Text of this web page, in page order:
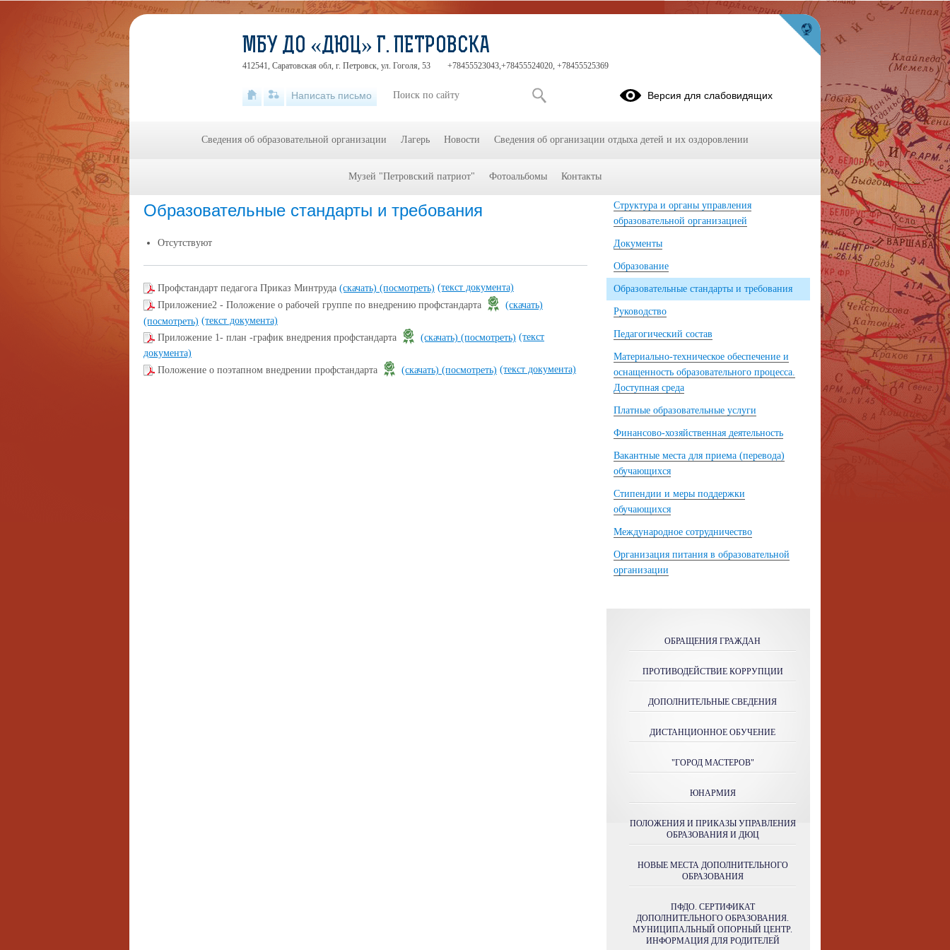
Сведения об образовательной организации» Образовательные стандарты и требования
Образовательные стандарты и требования
Отсутствуют
Профстандарт педагога Приказ Минтруда (скачать) (посмотреть) (текст документа)
Приложение2 - Положение о рабочей группе по внедрению профстандарта
(скачать)
(посмотреть) (текст документа)
Приложение 1- план -график внедрения профстандарта
(скачать) (посмотреть) (текст
документа)
Положение о поэтапном внедрении профстандарта
(скачать) (посмотреть) (текст документа)
Структура и органы управления
образовательной организацией
Документы
Образование
Образовательные стандарты и требования
Руководство
Педагогический состав
Материально-техническое обеспечение и
оснащенность образовательного процесса.
Доступная среда
Платные образовательные услуги
Финансово-хозяйственная деятельность
Вакантные места для приема (перевода)
обучающихся
Стипендии и меры поддержки
обучающихся
Международное сотрудничество
Организация питания в образовательной
организации
ОБРАЩЕНИЯ ГРАЖДАН
ПРОТИВОДЕЙСТВИЕ КОРРУПЦИИ
ДОПОЛНИТЕЛЬНЫЕ СВЕДЕНИЯ
ДИСТАНЦИОННОЕ ОБУЧЕНИЕ
"ГОРОД МАСТЕРОВ"
ЮНАРМИЯ
ПОЛОЖЕНИЯ И ПРИКАЗЫ УПРАВЛЕНИЯ
ОБРАЗОВАНИЯ И ДЮЦ
НОВЫЕ МЕСТА ДОПОЛНИТЕЛЬНОГО
ОБРАЗОВАНИЯ
ПФДО. СЕРТИФИКАТ
ДОПОЛНИТЕЛЬНОГО ОБРАЗОВАНИЯ.
МУНИЦИПАЛЬНЫЙ ОПОРНЫЙ ЦЕНТР.
ИНФОРМАЦИЯ ДЛЯ РОДИТЕЛЕЙ
МБУ ДО «ДЮЦ» Г. ПЕТРОВСКА
412541, Саратовская обл, г. Петровск, ул. Гоголя, 53 +78455523043,+78455524020, +78455525369
Написать письмо Версия для слабовидящих
Сведения об образовательной организации Лагерь Новости Сведения об организации отдыха детей и их оздоровлении
Музей "Петровский патриот" Фотоальбомы Контакты